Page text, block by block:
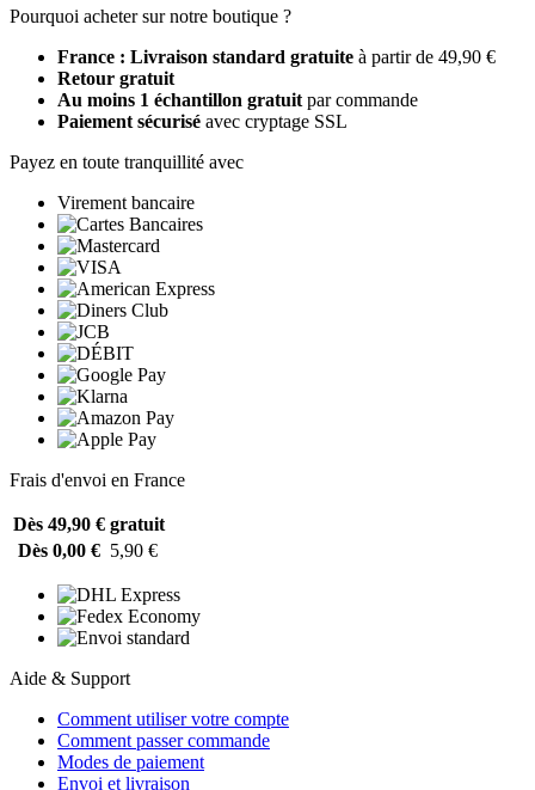
Pourquoi acheter sur notre boutique ?
France : Livraison standard gratuite à partir de 49,90 €
Retour gratuit
Au moins 1 échantillon gratuit par commande
Paiement sécurisé avec cryptage SSL
Payez en toute tranquillité avec
Virement bancaire
Frais d'envoi en France
Dès 49,90 € gratuit
Dès 0,00 € 5,90 €
Aide & Support
Comment utiliser votre compte
Comment passer commande
Modes de paiement
Envoi et livraison